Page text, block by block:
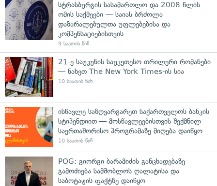
სტრასბურგის სასამართლო და 2008 წლის
ომის საქმეები — საიას ბრძოლა
დაზარალებულთა უფლებებისა და
კომპენსაციებისთვის
9 საათის წინ
21-ე საუკუნის საუკეთესო თრილერი რომანები
— ნახეთ The New York Times-ის სია
10 საათის წინ
ისწავლე საზღვარგარეთ საქართველოს ბანკის
სტიპენდიით — მოსწავლეებისთვის შექმნილ
საერთაშორისო პროგრამაზე მიღება დაიწყო
10 საათის წინ
POG: გიორგი ბარამიძის განცხადებაზე
გამოძიება სამშობლოს ღალატისა და
საბოტაჟის ფაქტზე დაიწყო